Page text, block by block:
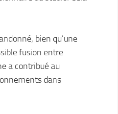
bien qu’une
fusion entre
a contribué au
dans